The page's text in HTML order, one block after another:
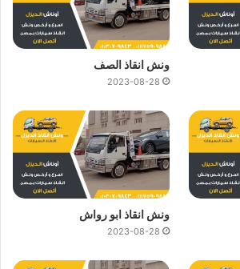
ونش انقاذ الصف
2023-08-28
ونش انقاذ ابو رواش
2023-08-28